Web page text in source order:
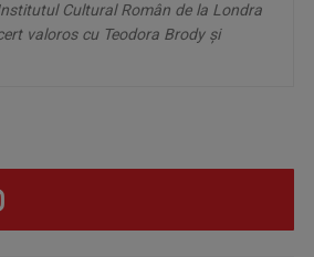
Cultural Român de la Londra
valoros cu Teodora Brody și